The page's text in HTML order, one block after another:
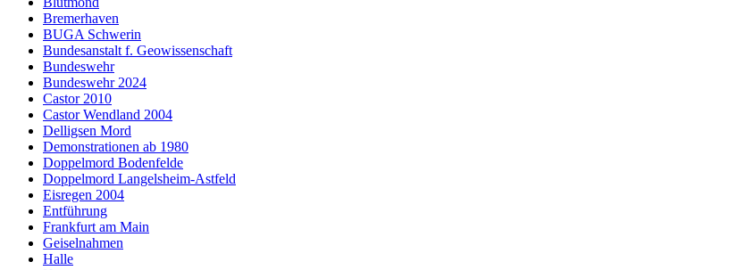
Bremerhaven
BUGA Schwerin
Bundesanstalt f. Geowissenschaft
Bundeswehr
Bundeswehr 2024
Castor 2010
Castor Wendland 2004
Delligsen Mord
Demonstrationen ab 1980
Doppelmord Bodenfelde
Doppelmord Langelsheim-Astfeld
Eisregen 2004
Entführung
Frankfurt am Main
Geiselnahmen
Halle